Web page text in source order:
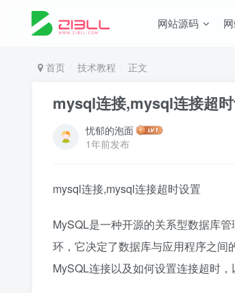
网站源码
首页 技术教程 正文
mysql连接,mysql连接超
忧郁的泡面
1年前发布
mysql连接,mysql连接超时设置
MySQL是一种开源的关系型数据库
环，它决定了数据库与应用程序之间
MySQL连接以及如何设置连接超时